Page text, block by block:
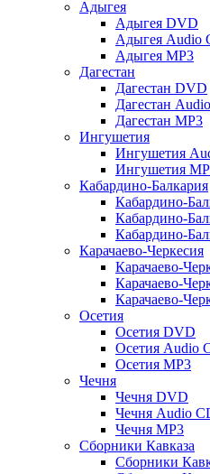
Адыгея
Адыгея DVD
Адыгея Audio
Адыгея MP3
Дагестан
Дагестан DVD
Дагестан
Дагестан MP3
Ингушетия
Ингушетия
Ингушетия
Кабардино-Балкария
Кабардино-
Кабардино-
Кабардино-
Карачаево-Черкесия
Карачаево-
Карачаево-
Карачаево-
Осетия
Осетия DVD
Осетия Audio
Осетия MP3
Чечня
Чечня DVD
Чечня Audio
Чечня MP3
Сборники Кавказа
Сборники